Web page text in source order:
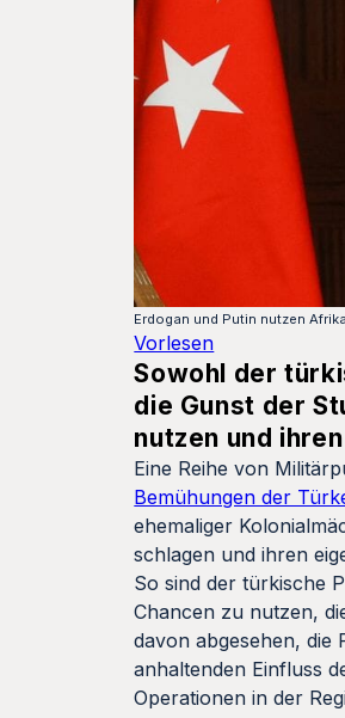
Erdogan und Putin nutzen
Vorlesen
Sowohl der
die Gunst der
nutzen und
Eine Reihe von
Bemühungen der
ehemaliger
schlagen und ihren
So sind der türkische
Chancen zu nutzen,
davon abgesehen, die
anhaltenden Einfluss
Operationen in der